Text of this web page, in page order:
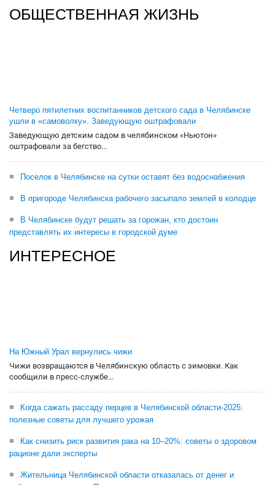
ОБЩЕСТВЕННАЯ ЖИЗНЬ
Четверо пятилетних воспитанников детского сада в Челябинске
ушли в «самоволку». Заведующую оштрафовали
Заведующую детским садом в челябинском «Ньютон»
оштрафовали за бегство...
Поселок в Челябинске на сутки оставят без водоснабжения
В пригороде Челябинска рабочего засыпало землей в колодце
В Челябинске будут решать за горожан, кто достоин
представлять их интересы в городской думе
ИНТЕРЕСНОЕ
На Южный Урал вернулись чижи
Чижи возвращаются в Челябинскую область с зимовки. Как
сообщили в пресс-службе...
Когда сажать рассаду перцев в Челябинской области-2025:
полезные советы для лучшего урожая
Как снизить риск развития рака на 10–20%: советы о здоровом
рационе дали эксперты
Жительница Челябинской области отказалась от денег и